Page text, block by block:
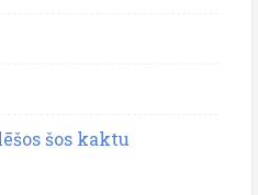
šos kaktu